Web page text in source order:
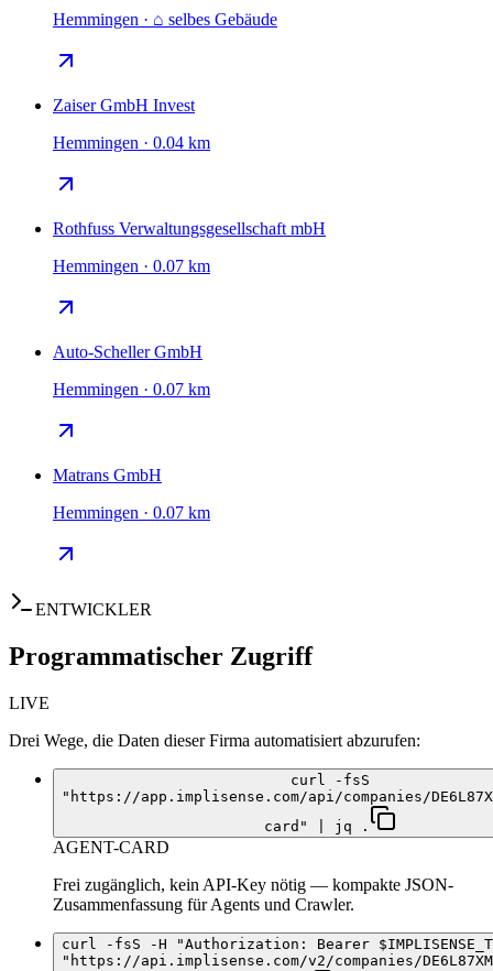
Hemmingen · ⌂ selbes Gebäude
Zaiser GmbH Invest
Hemmingen · 0.04 km
Rothfuss Verwaltungsgesellschaft mbH
Hemmingen · 0.07 km
Auto-Scheller GmbH
Hemmingen · 0.07 km
Matrans GmbH
Hemmingen · 0.07 km
ENTWICKLER
Programmatischer Zugriff
LIVE
Drei Wege, die Daten dieser Firma automatisiert abzurufen:
curl -fsS
"https://app.implisense.com/api/companies/
card" | jq .
AGENT-CARD
Frei zugänglich, kein API-Key nötig — kompakte JSON-
Zusammenfassung für Agents und Crawler.
curl -fsS -H "Authorization: Bearer
"https://api.implisense.com/v2/companies/